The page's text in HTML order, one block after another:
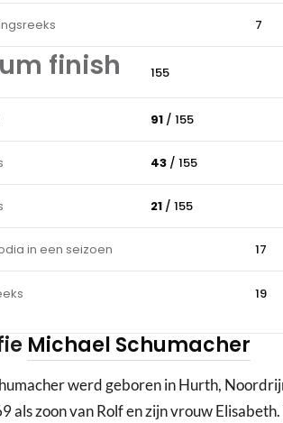
7
finish 155
91 / 155
43 / 155
21 / 155
in een seizoen 17
19
Michael Schumacher
werd geboren in Hurth,
als zoon van Rolf en zijn vrouw